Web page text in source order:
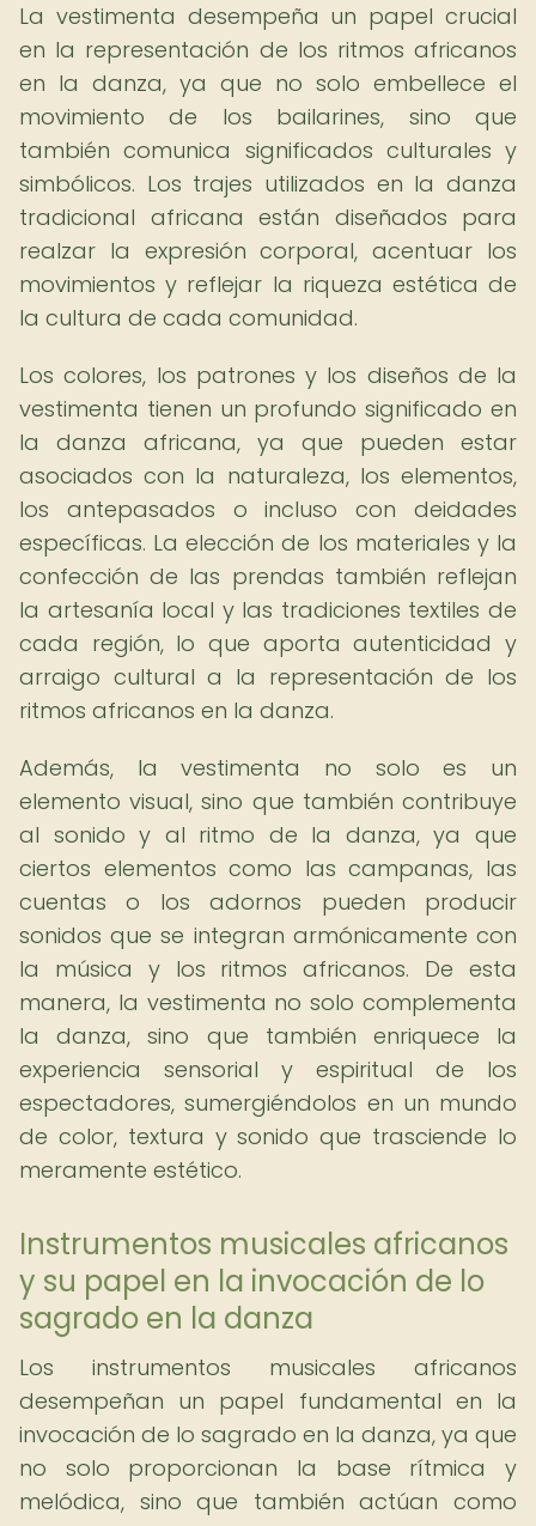
La vestimenta desempeña un papel crucial
en la representación de los ritmos africanos
en la danza, ya que no solo embellece el
movimiento de los bailarines, sino que
también comunica significados culturales y
simbólicos. Los trajes utilizados en la danza
tradicional africana están diseñados para
realzar la expresión corporal, acentuar los
movimientos y reflejar la riqueza estética de
la cultura de cada comunidad.
Los colores, los patrones y los diseños de la
vestimenta tienen un profundo significado en
la danza africana, ya que pueden estar
asociados con la naturaleza, los elementos,
los antepasados o incluso con deidades
específicas. La elección de los materiales y la
confección de las prendas también reflejan
la artesanía local y las tradiciones textiles de
cada región, lo que aporta autenticidad y
arraigo cultural a la representación de los
ritmos africanos en la danza.
Además, la vestimenta no solo es un
elemento visual, sino que también contribuye
al sonido y al ritmo de la danza, ya que
ciertos elementos como las campanas, las
cuentas o los adornos pueden producir
sonidos que se integran armónicamente con
la música y los ritmos africanos. De esta
manera, la vestimenta no solo complementa
la danza, sino que también enriquece la
experiencia sensorial y espiritual de los
espectadores, sumergiéndolos en un mundo
de color, textura y sonido que trasciende lo
meramente estético.
Instrumentos musicales africanos
y su papel en la invocación de lo
sagrado en la danza
Los instrumentos musicales africanos
desempeñan un papel fundamental en la
invocación de lo sagrado en la danza, ya que
no solo proporcionan la base rítmica y
melódica, sino que también actúan como